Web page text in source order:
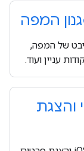
המפה
של המפה,
עניין ועוד.
והצגת